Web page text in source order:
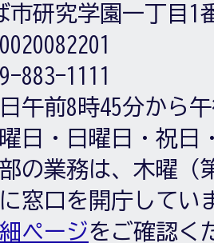
市研究学園一丁目1
883-1111
午前8時45分から
日・日曜日・祝日
の業務は、木曜（
窓口を開庁してい
ページをご確認く